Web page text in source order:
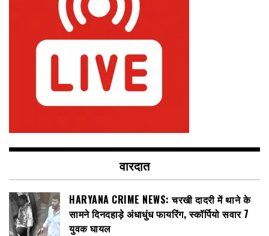
वारदात
HARYANA CRIME NEWS: चरखी दादरी में थाने के
सामने दिनदहाड़े अंधाधुंध फायरिंग, स्कॉर्पियो सवार 7
युवक घायल